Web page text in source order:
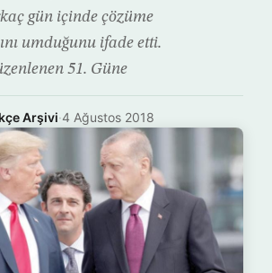
gün içinde çözüme
umduğunu ifade etti.
51. Güne
Arşivi·4 Ağustos 2018